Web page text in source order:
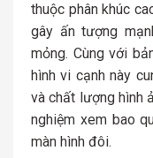
thuộc phân khúc
gây ấn tượng
mỏng. Cùng với
hình vi cạnh này
và chất lượng hình
nghiệm xem bao
màn hình đôi.